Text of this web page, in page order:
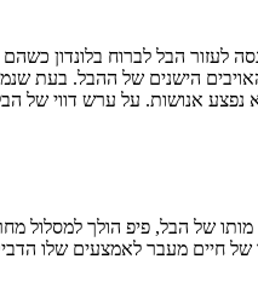
לעזור הבל לברוח בלונדון
הישנים של ההבל. בעת
נפצע אנושות. על ערש דווי של
של הבל, פיפ הולך למסלול
של חיים מעבר לאמצעים שלו